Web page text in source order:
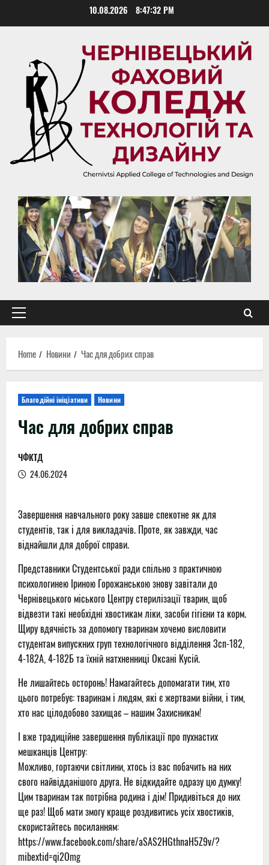
10.08.2026 8:47:33 PM
Primary
Home
Новини Час для добрих справ
Благодійні ініціативи Новини
Час для добрих справ
ЧФКТД
24.06.2024
Завершення навчального року завше спекотне як для
студентів, так і для викладачів. Проте, як завжди, час
віднайшли для доброї справи.
Представники Студентської ради спільно з практичною
психологинею Іриною Горожанською знову завітали до
Чернівецького міського Центру стерилізації тварин, щоб
відвезти такі необхідні хвостикам ліки, засоби гігієни та корм.
Щиру вдячність за допомогу тваринам хочемо висловити
студентам випускних груп технологічного відділення 3сп-182,
4-182А, 4-182Б та їхній натхненниці Оксані Кусій.
Не лишайтесь осторонь! Намагайтесь допомагати тим, хто
цього потребує: тваринам і людям, які є жертвами війни, і тим,
хто нас цілодобово захищає – нашим Захисникам!
І вже традиційне завершення публікації про пухнастих
мешканців Центру:
Можливо, гортаючи світлини, хтось із вас побачить на них
свого найвідданішого друга. Не відкидайте одразу цю думку!
Цим тваринам так потрібна родина і дім! Придивіться до них
ще раз! Щоб мати змогу краще роздивитись усіх хвостиків,
скористайтесь посиланням:
https://www.facebook.com/share/aSAS2HGthnaH5Z9v/?
mibextid=qi2Omg